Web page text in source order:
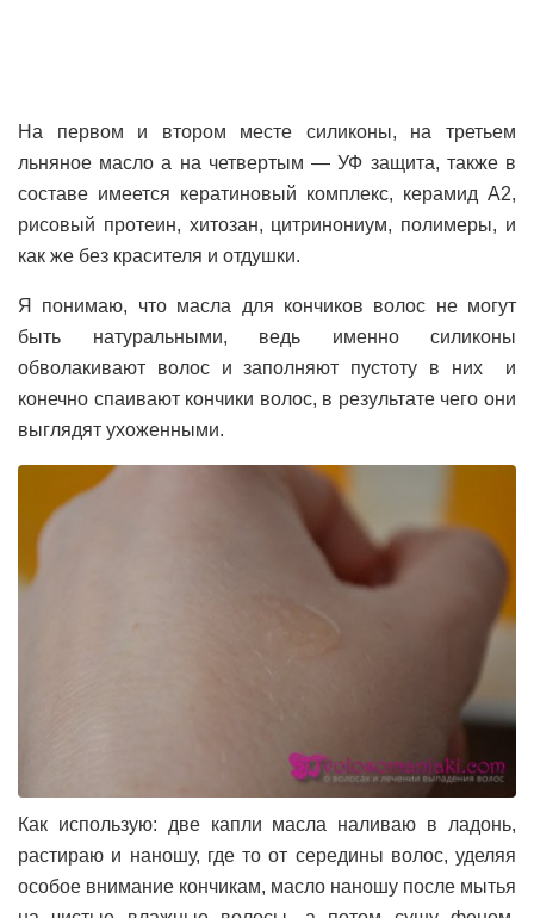
На первом и втором месте силиконы, на третьем
льняное масло а на четвертым — УФ защита, также в
составе имеется кератиновый комплекс, керамид А2,
рисовый протеин, хитозан, цитринониум, полимеры, и
как же без красителя и отдушки.
Я понимаю, что масла для кончиков волос не могут
быть натуральными, ведь именно силиконы
обволакивают волос и заполняют пустоту в них и
конечно спаивают кончики волос, в результате чего они
выглядят ухоженными.
Как использую: две капли масла наливаю в ладонь,
растираю и наношу, где то от середины волос, уделяя
особое внимание кончикам, масло наношу после мытья